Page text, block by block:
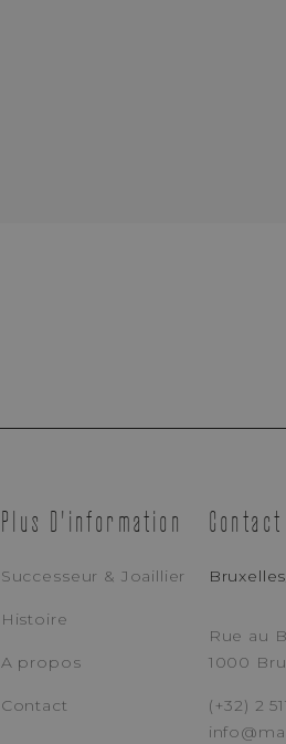
Boutique Bruxelles Boutique Knokke
ADRESSE E-MAIL
MESSAGE
Plus D'information
Successeur & Joaillier
Histoire
A propos
Contact
Contact
Bruxelles
Rue au
1000
(+32) 2